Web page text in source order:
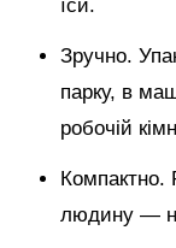
їси.
Зручно.
парку, в
робочій
Компактно.
людину —